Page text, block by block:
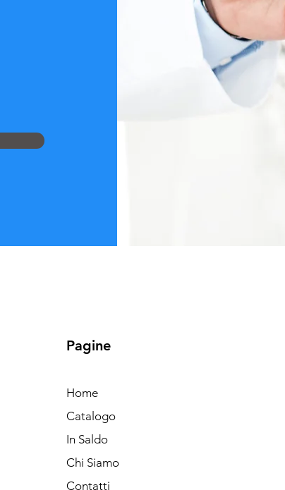
Pagine
Home
Catalogo
In Saldo
Chi Siamo
Contatti